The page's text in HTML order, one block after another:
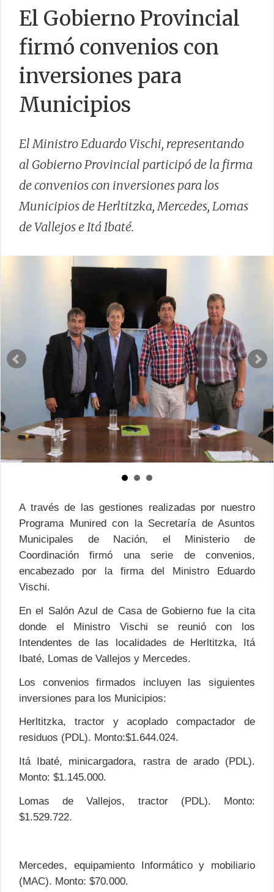
El Gobierno Provincial
firmó convenios con
inversiones para
Municipios
El Ministro Eduardo Vischi, representando
al Gobierno Provincial participó de la firma
de convenios con inversiones para los
Municipios de Herltitzka, Mercedes, Lomas
de Vallejos e Itá Ibaté.
A través de las gestiones realizadas por nuestro
Programa Munired con la Secretaría de Asuntos
Municipales de Nación, el Ministerio de
Coordinación firmó una serie de convenios,
encabezado por la firma del Ministro Eduardo
Vischi.
En el Salón Azul de Casa de Gobierno fue la cita
donde el Ministro Vischi se reunió con los
Intendentes de las localidades de Herltitzka, Itá
Ibaté, Lomas de Vallejos y Mercedes.
Los convenios firmados incluyen las siguientes
inversiones para los Municipios:
Herltitzka, tractor y acoplado compactador de
residuos (PDL). Monto:$1.644.024.
Itá Ibaté, minicargadora, rastra de arado (PDL).
Monto: $1.145.000.
Lomas de Vallejos, tractor (PDL). Monto:
$1.529.722.
Mercedes, equipamiento Informático y mobiliario
(MAC). Monto: $70.000.